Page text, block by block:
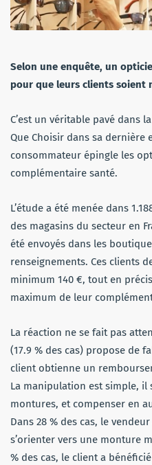
Selon une enquête, un
pour que leurs clients soient
C’est un véritable pavé dans
Que Choisir dans sa dernière
consommateur épingle les
complémentaire santé.
L’étude a été menée dans
des magasins du secteur en
été envoyés dans les
renseignements. Ces clients
minimum 140 €, tout en
maximum de leur
La réaction ne se fait pas
(17.9 % des cas) propose de
client obtienne un
La manipulation est simple,
montures, et compenser en
Dans 28 % des cas, le
s’orienter vers une monture
% des cas, le client a